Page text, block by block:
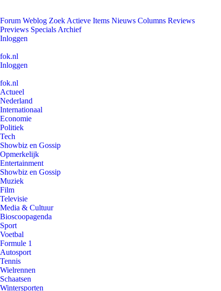
Forum Weblog Zoek Actieve Items Nieuws Columns Reviews
Previews Specials Archief
Inloggen
fok.nl
Inloggen
fok.nl
Actueel
Nederland
Internationaal
Economie
Politiek
Tech
Showbiz en Gossip
Opmerkelijk
Entertainment
Showbiz en Gossip
Muziek
Film
Televisie
Media & Cultuur
Bioscoopagenda
Sport
Voetbal
Formule 1
Autosport
Tennis
Wielrennen
Schaatsen
Wintersporten